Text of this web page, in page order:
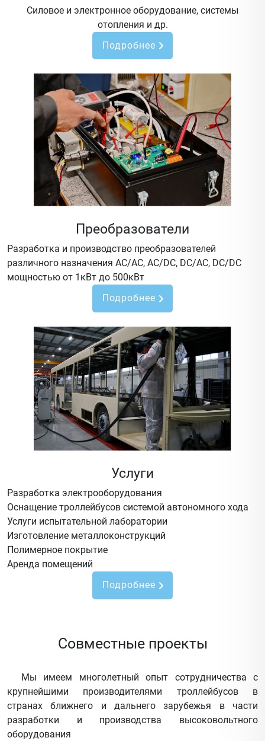
Силовое и электронное оборудование, системы
отопления и др.
Подробнее
Преобразователи
Разработка и производство преобразователей
различного назначения AC/AC, AC/DC, DC/AC, DC/DC
мощностью от 1кВт до 500кВт
Подробнее
Услуги
Разработка электрооборудования
Оснащение троллейбусов системой автономного хода
Услуги испытательной лаборатории
Изготовление металлоконструкций
Полимерное покрытие
Аренда помещений
Подробнее
Совместные проекты
Мы имеем многолетный опыт сотрудничества с
крупнейшими производителями троллейбусов в
странах ближнего и дальнего зарубежья в части
разработки и производства высоковольтного
оборудования